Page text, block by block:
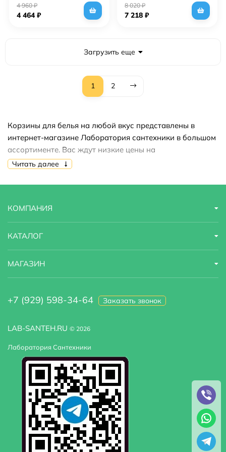
4 960₽
4 464₽
угловая
8 020₽
7 218 ₽
Загрузить еще
1 2
Корзины для белья на любой вкус представлены в
интернет-магазине Лаборатория сантехники в большом
ассортименте. Вас ждут низкие цены на
продукцию,акции,скидки,распродажи. Купить корзины
Читать далее
LAB-SANTEH.RU © 2026
Лаборатория Сантехники
КОМПАНИЯ
КАТАЛОГ
МАГАЗИН
+7 (929) 598-34-64 Заказать звонок